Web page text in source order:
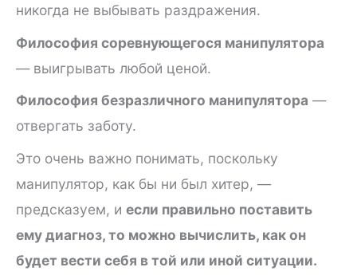
никогда не выбывать раздражения.
Философия соревнующегося манипулятора
— выигрывать любой ценой.
Философия безразличного манипулятора —
отвергать заботу.
Это очень важно понимать, поскольку
манипулятор, как бы ни был хитер, —
предсказуем, и если правильно поставить
ему диагноз, то можно вычислить, как он
будет вести себя в той или иной ситуации.